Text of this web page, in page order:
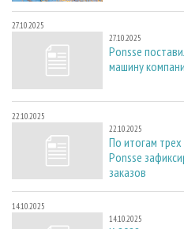
27.10.2025
27.10.2025
Ponsse
машину
22.10.2025
22.10.2025
По итогам
Ponsse
заказов
14.10.2025
14.10.2025